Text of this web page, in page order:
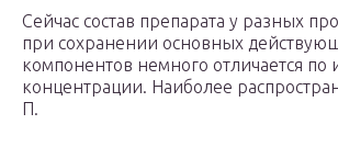
Сейчас состав препарата у разных
при сохранении основных
компонентов немного отличается по
концентрации. Наиболее
П.